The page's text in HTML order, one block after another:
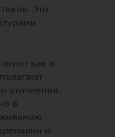
Эти
как в
уточнения
в
и